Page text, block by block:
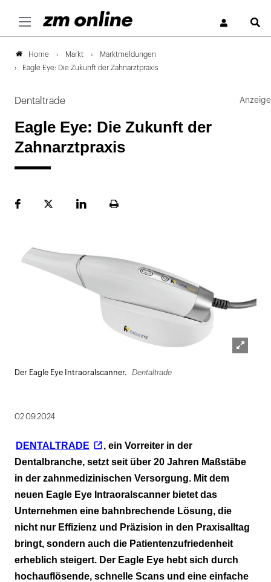
Home Markt
Marktmeldungen
Eagle Eye: Die Zukunft der Zahnarztpraxis
Dentaltrade
Eagle Eye: Die Zukunft der
Zahnarztpraxis
FacebookPlattformLinekdInSeite
Der Eagle Eye Intraoralscanner. Dentaltrade
02.09.2024
DENTALTRADE
, ein Vorreiter in der
Dentalbranche, setzt seit über 20 Jahren Maßstäbe
in der zahnmedizinischen Versorgung. Mit dem
neuen Eagle Eye Intraoralscanner bietet das
Unternehmen eine bahnbrechende Lösung, die
nicht nur Effizienz und Präzision in den Praxisalltag
bringt, sondern auch die Patientenzufriedenheit
erheblich steigert. Der Eagle Eye hebt sich durch
hochauflösende, schnelle Scans und eine einfache